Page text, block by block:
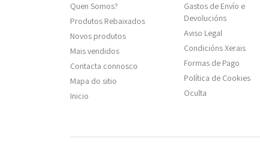
Quen Somos?
Produtos Rebaixados
Novos produtos
Mais vendidos
Contacta connosco
Mapa do sitio
Inicio
Gastos de Envío e
Devolucións
Aviso Legal
Condicións Xerais
Formas de Pago
Política de Cookies
Oculta